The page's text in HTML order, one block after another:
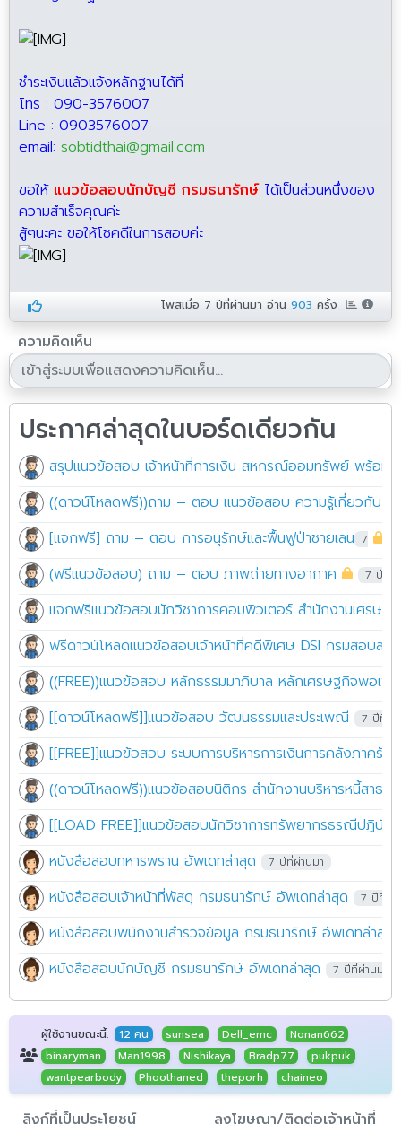
ชำระเงินแล้วแจ้งหลักฐานได้ที่
โทร : 090-3576007
Line : 0903576007
email: sobtidthai@gmail.com
ขอให้ แนวข้อสอบนักบัญชี กรมธนารักษ์ ได้เป็นส่วนหนึ่งของ
ความสำเร็จคุณค่ะ
สู้ๆนะคะ ขอให้โชคดีในการสอบค่ะ
โพสเมื่อ 7 ปีที่ผ่านมา อ่าน903 ครั้ง
ความคิดเห็น
ประกาศล่าสุดในบอร์ดเดียวกัน
สรุปแนวข้อสอบ เจ้าหน้าที่การเงิน สหกรณ์ออมทรัพย์ พร้อมเ
((ดาวน์โหลดฟรี))ถาม – ตอบ แนวข้อสอบ ความรู้เกี่ยวกับโ
(ฟรีแนวข้อสอบ) ถาม – ตอบ ภาพถ่ายทางอากาศ 7 ปีที่ผ่
แจกฟรีแนวข้อสอบนักวิชาการคอมพิวเตอร์ สำนักงานเศรษฐ
ฟรีดาวน์โหลดแนวข้อสอบเจ้าหน้าที่คดีพิเศษ DSI กรมสอบสว
((FREE))แนวข้อสอบ หลักธรรมมาภิบาล หลักเศรษฐกิจพอ
[[ดาวน์โหลดฟรี]]แนวข้อสอบ วัฒนธรรมและประเพณี
7 ปีที่ผ่า
[[FREE]]แนวข้อสอบ ระบบการบริหารการเงินการคลังภาครัฐ
((ดาวน์โหลดฟรี))แนวข้อสอบนิติกร สำนักงานบริหารหนี้สาธา
[[LOAD FREE]]แนวข้อสอบนักวิชาการทรัพยากรธรณีปฏิบัติ
หนังสือสอบทหารพราน อัพเดทล่าสุด
7 ปีที่ผ่านมา
หนังสือสอบเจ้าหน้าที่พัสดุ กรมธนารักษ์ อัพเดทล่าสุด 7 ปีที่ผ่า
หนังสือสอบพนักงานสำรวจข้อมูล กรมธนารักษ์ อัพเดทล่าสุด
หนังสือสอบนักบัญชี กรมธนารักษ์ อัพเดทล่าสุด
7 ปีที่ผ่านมา
ผู้ใช้งานขณะนี้: 12 คน sunsea Dell_emc
Nonan662
binaryman
Man1998 Nishikaya Bradp77
pukpuk
wantpearbody
Phoothaned theporh chaineo
ลิงก์ที่เป็นประโยชน์ ลงโฆษณา/ติดต่อเจ้าหน้าที่